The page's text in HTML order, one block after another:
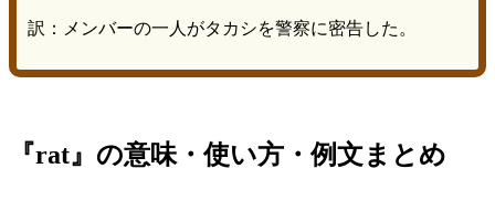
訳：メンバーの一人がタカシを警察に密告した。
『rat』の意味・使い方・例文まとめ